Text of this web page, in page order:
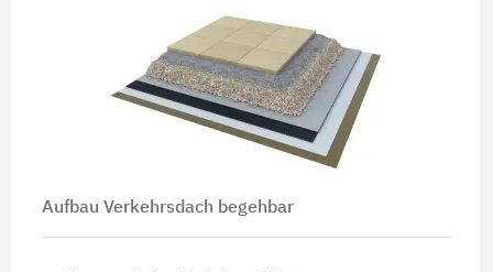
Aufbau Verkehrsdach begehbar